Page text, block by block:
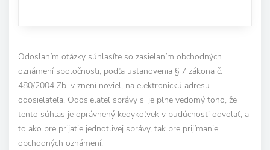
Odoslaním otázky súhlasíte so zasielaním obchodných
oznámení spoločnosti, podľa ustanovenia § 7 zákona č.
480/2004 Zb. v znení noviel, na elektronickú adresu
odosielateľa. Odosielateľ správy si je plne vedomý toho, že
tento súhlas je oprávnený kedykoľvek v budúcnosti odvolať, a
to ako pre prijatie jednotlivej správy, tak pre prijímanie
obchodných oznámení.